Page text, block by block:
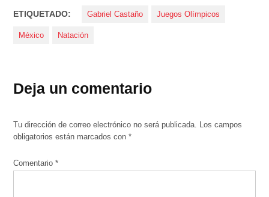
ETIQUETADO: Gabriel Castaño Juegos Olímpicos
México Natación
Deja un comentario
Tu dirección de correo electrónico no será publicada. Los campos
obligatorios están marcados con*
Comentario*